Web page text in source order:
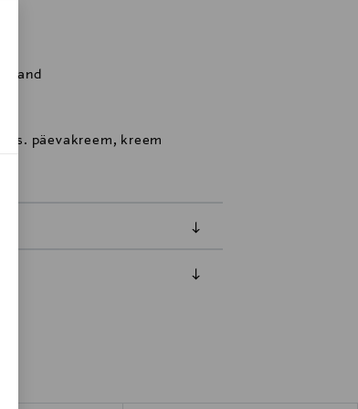
päevakreem, kreem
pakendis toodete puhul
originaalpakendis.